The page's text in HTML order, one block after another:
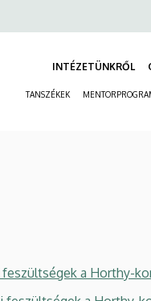
INTÉZETÜNKRŐL
TANSZÉKEK
a Horthy-